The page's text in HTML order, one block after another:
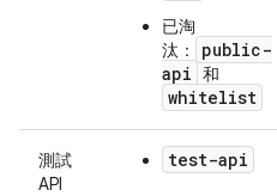
已淘
汰：
public-
api 和
whitelist
測試
API
test-api